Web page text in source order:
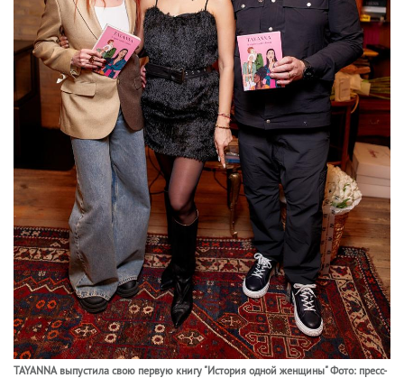
TAYANNA выпустила свою первую книгу "История одной женщины" Фото: пресс-